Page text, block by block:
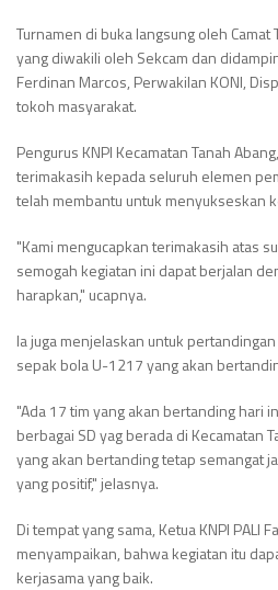
Turnamen di buka langsung oleh Camat
yang diwakili oleh Sekcam dan
Ferdinan Marcos, Perwakilan KONI,
tokoh masyarakat.
Pengurus KNPI Kecamatan Tanah
terimakasih kepada seluruh elemen
telah membantu untuk menyukseskan
"Kami mengucapkan terimakasih atas
semogah kegiatan ini dapat berjalan
harapkan," ucapnya.
Ia juga menjelaskan untuk
sepak bola U-1217 yang akan
"Ada 17 tim yang akan bertanding hari
berbagai SD yag berada di Kecamatan
yang akan bertanding tetap semangat
yang positif," jelasnya.
Di tempat yang sama, Ketua KNPI PALI
menyampaikan, bahwa kegiatan itu
kerjasama yang baik.